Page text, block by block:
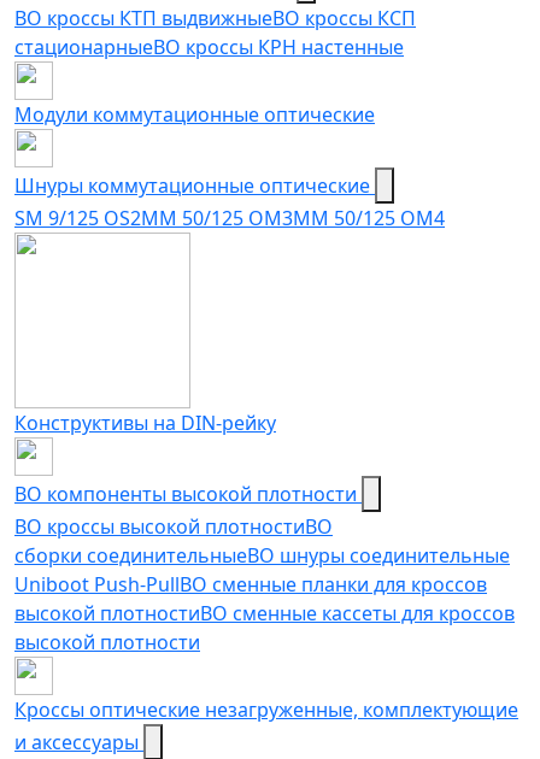
ВО кроссы КТП выдвижныеВО кроссы КСП
стационарныеВО кроссы КРН настенные
Модули коммутационные оптические
Шнуры коммутационные оптические
SM 9/125 OS2MM 50/125 OM3MM 50/125 OM4
Конструктивы на DIN-рейку
ВО компоненты высокой плотности
ВО кроссы высокой плотностиВО
сборки соединительныеВО шнуры соединительные
Uniboot Push-PullВО сменные планки для кроссов
высокой плотностиВО сменные кассеты для кроссов
высокой плотности
Кроссы оптические незагруженные, комплектующие
и аксессуары